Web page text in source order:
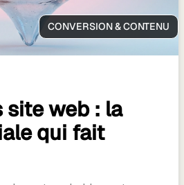
CONVERSION & CONTENU
web : la
qui fait